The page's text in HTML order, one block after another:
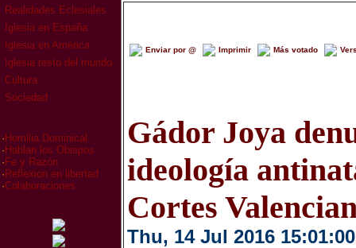
Realidades Eclesiales
Iglesia en España
Iglesia en América
Iglesia resto del mundo
Cultura
Sociedad
· Homilia Dominical
· Hablan los Obispos
· Fe y Razón
· Reflexion en libertad
·Colaboraciones
Enviar por @ Imprimir Más votado
Gádor Joya
ideología
Cortes
Thu, 14 Jul 2016 15:01:00